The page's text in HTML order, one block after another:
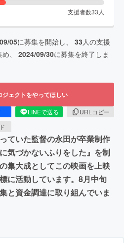
支援者数33 人
05に募集を開始し、 33 人の支援
、 2024/09/30に募集を終了しま
ジェクトをやってほしい
LINEで送る
URLコピー
ていた監督の永田が卒業制作
気づかないふりをした』を制
集大成としてこの映画を上映
に活動しています。8月中旬
と資金調達に取り組んでいま